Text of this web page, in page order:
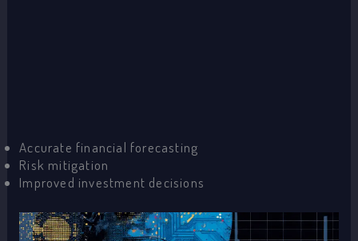
Accurate financial forecasting
Risk mitigation
Improved investment decisions